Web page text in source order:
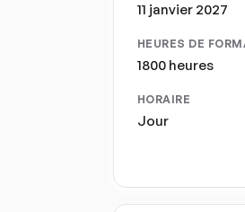
11 janvier 2027
HEURES DE
1800 heures
HORAIRE
Jour